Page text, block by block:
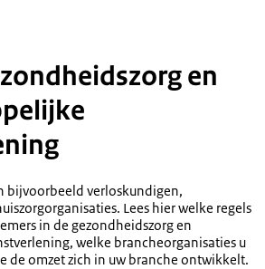
en
bijvoorbeeld verloskundigen,
Lees hier welke regels
in de gezondheidszorg en
welke brancheorganisaties u
de omzet zich in uw branche ontwikkelt.